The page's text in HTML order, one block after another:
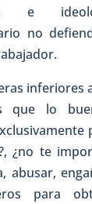
e
no
inferiores
que lo
¿no te
abusar,
para